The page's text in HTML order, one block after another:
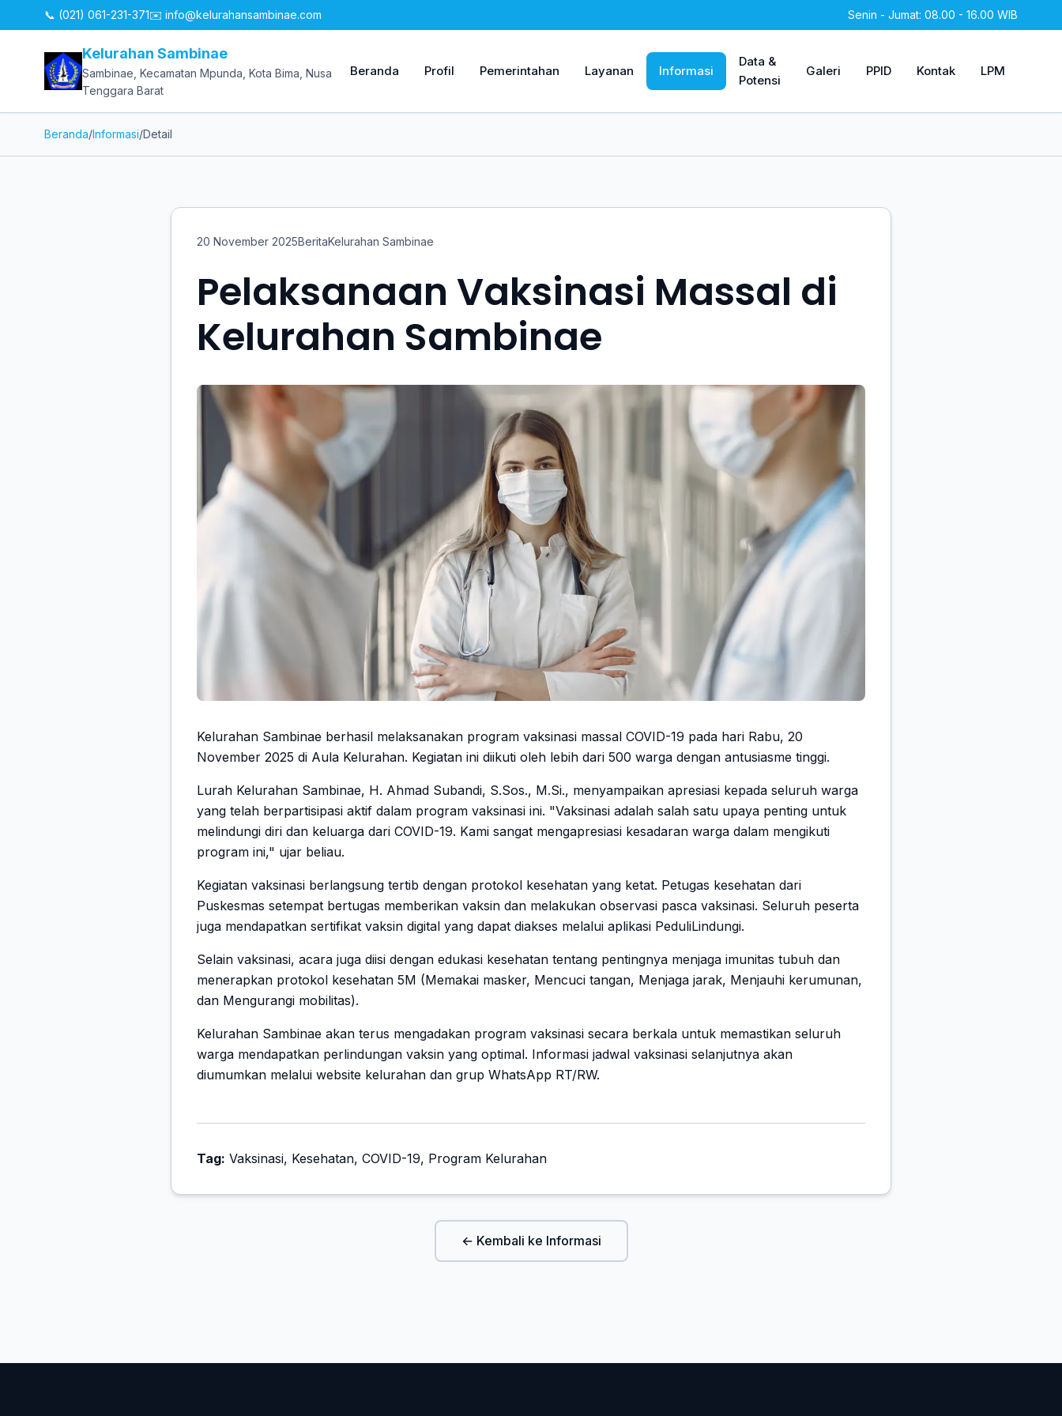
📞 (021) 061-231-371✉️ info@kelurahansambinae.com Senin - Jumat: 08.00 - 16.00 WIB
Kelurahan Sambinae
Sambinae, Kecamatan Mpunda, Kota Bima, Nusa
Tenggara Barat
Beranda Profil Pemerintahan Layanan Informasi
Data &
Potensi
Galeri PPID Kontak LPM
Beranda/Informasi/Detail
20 November 2025BeritaKelurahan Sambinae
Pelaksanaan Vaksinasi Massal di
Kelurahan Sambinae
Kelurahan Sambinae berhasil melaksanakan program vaksinasi massal COVID-19 pada hari Rabu, 20
November 2025 di Aula Kelurahan. Kegiatan ini diikuti oleh lebih dari 500 warga dengan antusiasme tinggi.
Lurah Kelurahan Sambinae, H. Ahmad Subandi, S.Sos., M.Si., menyampaikan apresiasi kepada seluruh warga
yang telah berpartisipasi aktif dalam program vaksinasi ini. "Vaksinasi adalah salah satu upaya penting untuk
melindungi diri dan keluarga dari COVID-19. Kami sangat mengapresiasi kesadaran warga dalam mengikuti
program ini," ujar beliau.
Kegiatan vaksinasi berlangsung tertib dengan protokol kesehatan yang ketat. Petugas kesehatan dari
Puskesmas setempat bertugas memberikan vaksin dan melakukan observasi pasca vaksinasi. Seluruh peserta
juga mendapatkan sertifikat vaksin digital yang dapat diakses melalui aplikasi PeduliLindungi.
Selain vaksinasi, acara juga diisi dengan edukasi kesehatan tentang pentingnya menjaga imunitas tubuh dan
menerapkan protokol kesehatan 5M (Memakai masker, Mencuci tangan, Menjaga jarak, Menjauhi kerumunan,
dan Mengurangi mobilitas).
Kelurahan Sambinae akan terus mengadakan program vaksinasi secara berkala untuk memastikan seluruh
warga mendapatkan perlindungan vaksin yang optimal. Informasi jadwal vaksinasi selanjutnya akan
diumumkan melalui website kelurahan dan grup WhatsApp RT/RW.
Tag: Vaksinasi, Kesehatan, COVID-19, Program Kelurahan
← Kembali ke Informasi